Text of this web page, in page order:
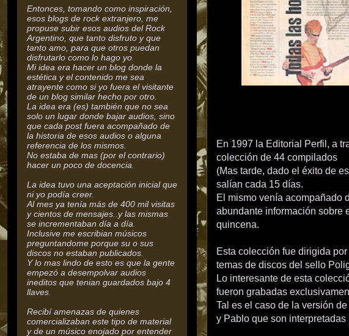
En 1997 la Editorial Perfil, a
colección de 44 compilados
(Mas tarde, dado el éxito de
salían cada 15 días.
El mismo venía acompañado
abundante información sobre
quincena.
Esta colección fue dirigida
temas de discos del sello
Lo interesante de esta
fueron grabadas
Tal es el caso de la versión
y Pablo que son
Entonces, tomando como inspiración,
esos blogs de rock extranjero, me
propuse subir esos audios del Rock
Argentino, que tanto disfruto y que
tanto amo, para que otros puedan
disfrutarlo como lo hago yo.
Mi idea era hacer un blog donde la
estética y el contenido me sea
atrayente como si yo fuera el visitante
de un blog similar hecho por otro.
La idea era (es) también que no sea
solo un lugar donde bajar audios, sino
que cada post fuera acompañado de
la historia de esos audios o alguna
referencia de los mismos.
No estaba de mas (por el contrario)
hacer un poco de docencia.
La idea tuvo una aceptación inicial que
ni yo podía creer.
Al mes ya tenía más de 400 mil visitas
y cientos de mensajes..y las mismas
se incrementaban día a día.
Inclusive me escribian músicos
preguntandome porque su o sus
discos no estaban publicados.
Y lo mas lindo de esto es que la gente
empezó a desempolvar audios
ineditos que tenian guardados bajo 4
llaves.
Recibí amenazas de quienes
comercializaban este tipo de material
y de un músico enojado por entender